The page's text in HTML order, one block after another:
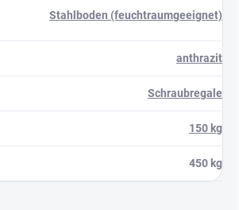
Stahlboden (feuchtraumgeeignet)
anthrazit
Schraubregale
150 kg
450 kg